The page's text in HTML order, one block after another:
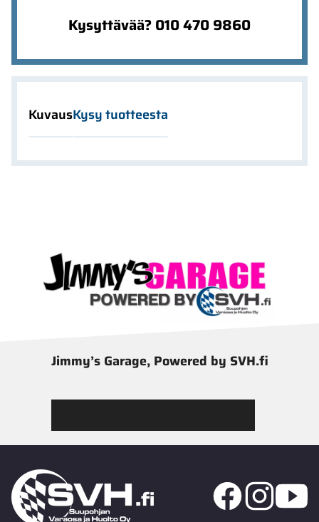
Kysyttävää? 010 470 9860
KuvausKysy tuotteesta
Jimmy’s Garage, Powered by SVH.fi